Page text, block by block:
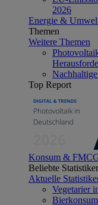
2026
Energie &
Themen
Weitere Themen
Top Report
Konsum &
Beliebte
Aktuelle
Vegetarier